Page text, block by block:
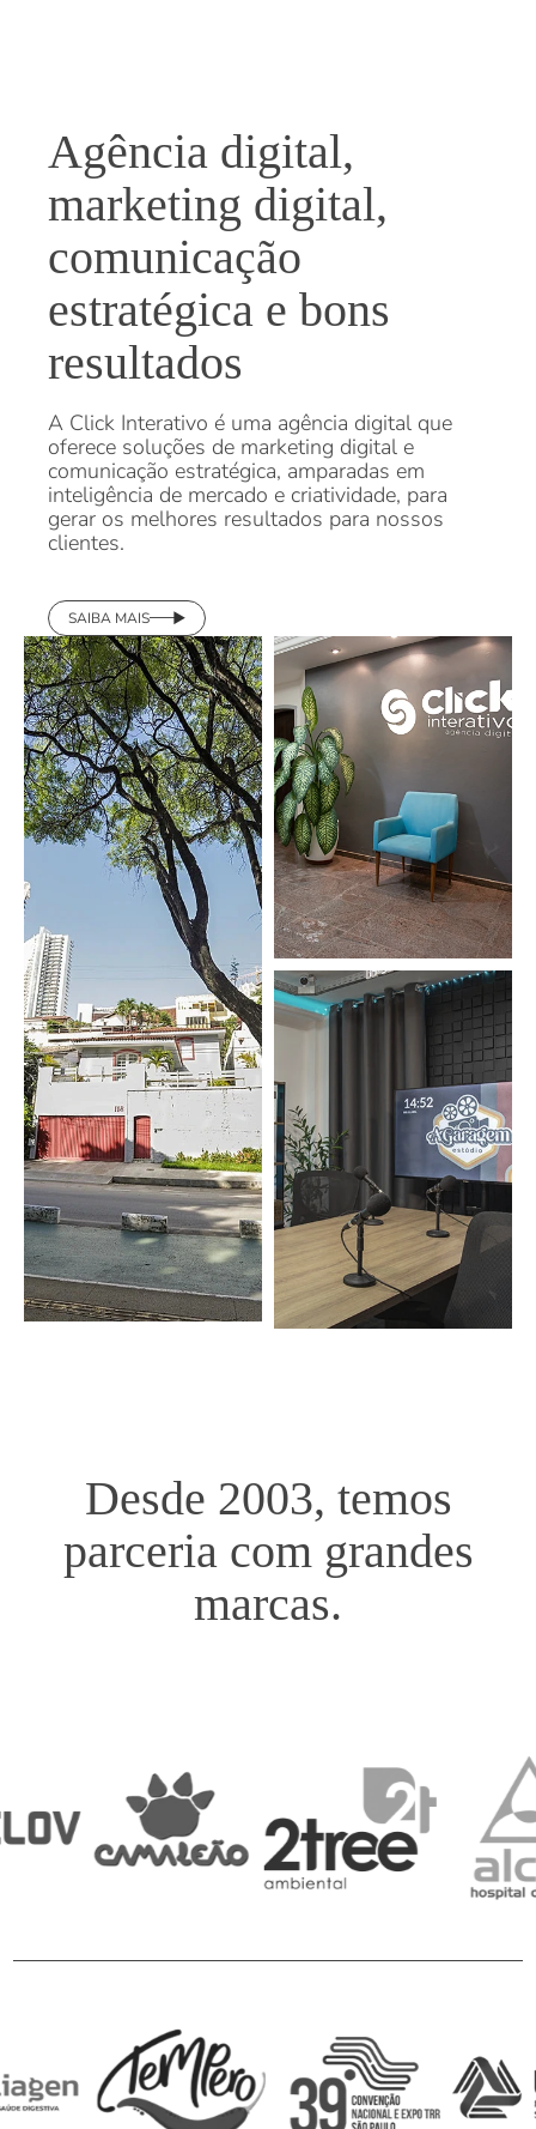
marketing digital,
comunicação
estratégica e bons
resultados
A Click Interativo é uma agência digital que
comunicação estratégica, amparadas em
inteligência de mercado e criatividade, para
gerar os melhores resultados para nossos
clientes.
parceria com grandes
marcas.